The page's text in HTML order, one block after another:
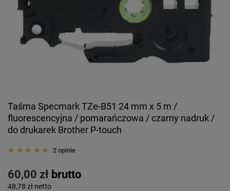
Taśma Specmark TZe-B51 24 mm x 5 m /
fluorescencyjna / pomarańczowa / czarny nadruk /
do drukarek Brother P-touch
2 opinie
60,00 zł brutto
48,78 zł netto